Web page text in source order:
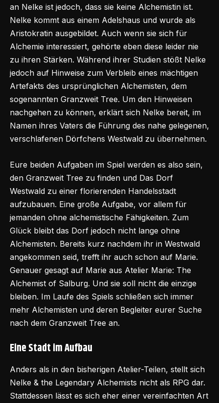
an Nelke ist jedoch, dass sie keine Alchemistin ist.
Nelke kommt aus einem Adelshaus und wurde als
Aristokratin ausgebildet. Auch wenn sie sich für
Alchemie interessiert, gehörte eben diese leider nie
zu ihren Stärken. Während ihrer Studien stößt Nelke
jedoch auf Hinweise zum Verbleib eines mächtigen
Artefakts des ursprünglichen Alchemisten, dem
sogenannten Granzweit Tree. Um den Hinweisen
nachgehen zu können, erklärt sich Nelke bereit, im
Namen ihres Vaters die Führung des nahe gelegenen,
verschlafenen Dörfchens Westwald zu übernehmen.
Eure beiden Aufgaben im Spiel werden es also sein,
den Granzweit Tree zu finden und Das Dorf
Westwald zu einer florierenden Handelsstadt
aufzubauen. Eine große Aufgabe, vor allem für
jemanden ohne alchemistische Fähigkeiten. Zum
Glück bleibt das Dorf jedoch nicht lange ohne
Alchemisten. Bereits kurz nachdem ihr in Westwald
angekommen seid, trefft ihr auch schon auf Marie.
Genauer gesagt auf Marie aus Atelier Marie: The
Alchemist of Salburg. Und sie soll nicht die einzige
bleiben. Im Laufe des Spiels schließen sich immer
mehr Alchemisten und deren Begleiter eurer Suche
nach dem Granzweit Tree an.
Eine Stadt im Aufbau
Anders als in den bisherigen Atelier-Teilen, stellt sich
Nelke & the Legendary Alchemists nicht als RPG dar.
Stattdessen lässt es sich eher einer vereinfachten Art